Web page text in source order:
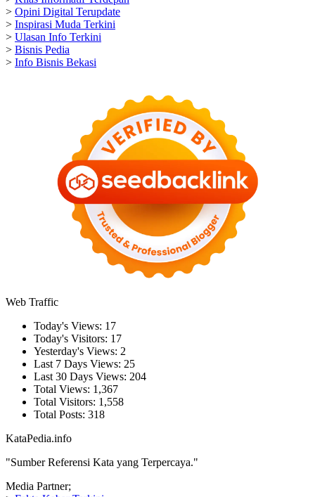
> Opini Digital Terupdate
> Inspirasi Muda Terkini
> Ulasan Info Terkini
> Bisnis Pedia
> Info Bisnis Bekasi
Web Traffic
Today's Views: 17
Today's Visitors: 17
Yesterday's Views: 2
Last 7 Days Views: 25
Last 30 Days Views: 204
Total Views: 1,367
Total Visitors: 1,558
Total Posts: 318
KataPedia.info
"Sumber Referensi Kata yang Terpercaya."
Media Partner;